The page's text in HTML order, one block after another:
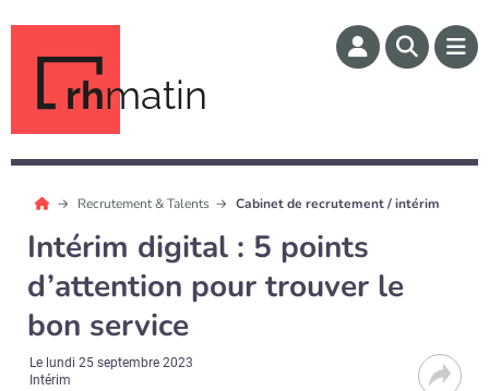
rhmatin
Recrutement & Talents Cabinet de recrutement / intérim
Intérim digital : 5 points
d’attention pour trouver le
bon service
Le lundi 25 septembre 2023
Intérim